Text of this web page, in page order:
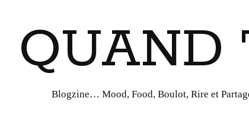
Blogzine… Mood, Food, Boulot, Rire et